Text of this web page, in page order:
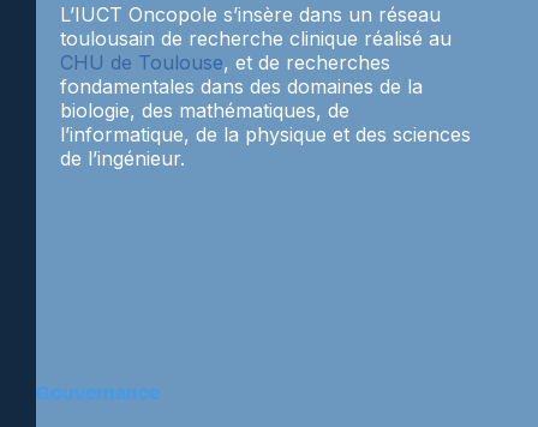
L’IUCT Oncopole s’insère dans un réseau
toulousain de recherche clinique réalisé au
CHU de Toulouse, et de recherches
fondamentales dans des domaines de la
biologie, des mathématiques, de
l’informatique, de la physique et des sciences
de l’ingénieur.
Gouvernance